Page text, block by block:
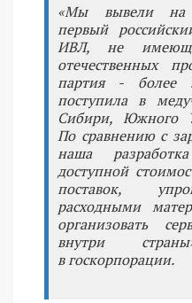
«Мы вывели на
первый
ИВЛ, не
отечественных
партия - более
поступила в
Сибири, Южного
По сравнению с
наша
доступной
поставок,
расходными
организовать
внутри
в госкорпорации.